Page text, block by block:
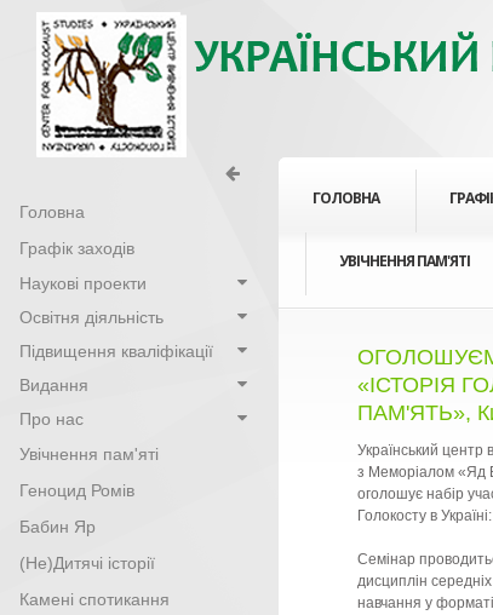
ГОЛОВНА
УВІЧНЕННЯ ПАМ'ЯТІ
Головна
Графік заходів
Наукові проекти
Освітня діяльність
Підвищення кваліфікації
Видання
Про нас
Увічнення пам'яті
Геноцид Ромів
Бабин Яр
(Не)Дитячі історії
Камені спотикання
«ІСТОРІЯ
ПАМ'ЯТЬ»,
Український центр
з Меморіалом «Яд
оголошує набір
Голокосту в
Семінар
дисциплін
навчання у форматі